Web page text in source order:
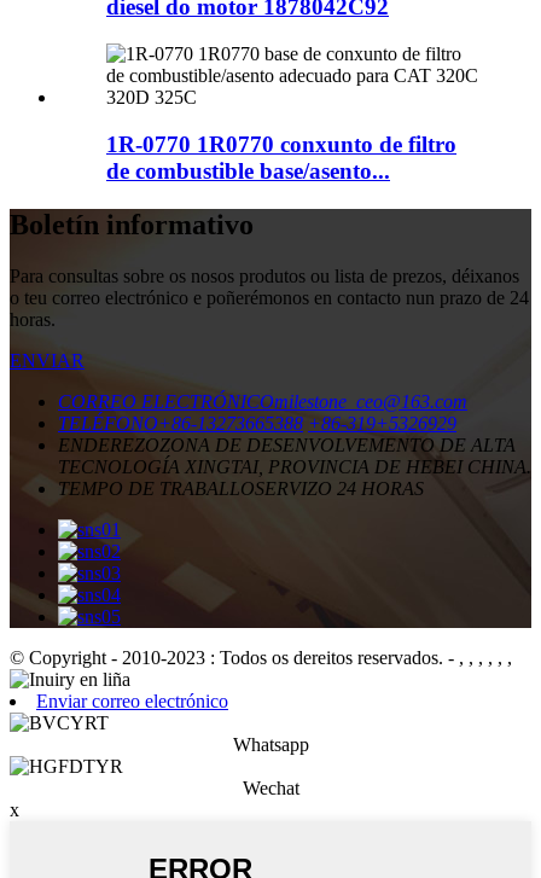
diesel do motor 1878042C92
1R-0770 1R0770 conxunto de filtro
de combustible base/asento...
Boletín informativo
Para consultas sobre os nosos produtos ou lista de prezos, déixanos
o teu correo electrónico e poñerémonos en contacto nun prazo de 24
horas.
ENVIAR
CORREO ELECTRÓNICOmilestone_ceo@163.com
TELÉFONO+86-13273665388 +86-319+5326929
ENDEREZOZONA DE DESENVOLVEMENTO DE ALTA
TECNOLOGÍA XINGTAI, PROVINCIA DE HEBEI CHINA.
TEMPO DE TRABALLOSERVIZO 24 HORAS
© Copyright - 2010-2023 : Todos os dereitos reservados. - , , , , , ,
Enviar correo electrónico
Whatsapp
Wechat
x